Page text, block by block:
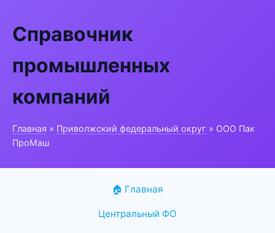
Справочник
промышленных
компаний
Главная » Приволжский федеральный округ » ООО Пак
ПроМаш
🏠 Главная
Центральный ФО